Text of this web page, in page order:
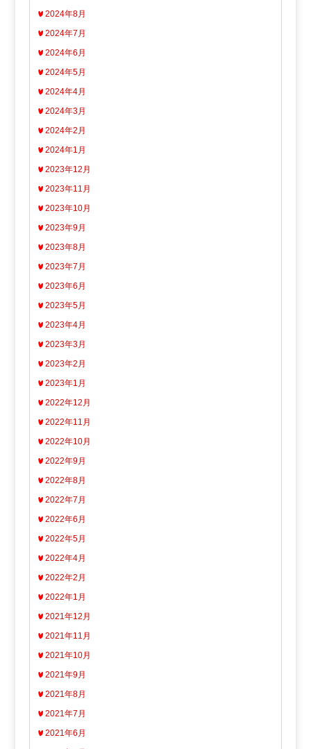
2024年8月
2024年7月
2024年6月
2024年5月
2024年4月
2024年3月
2024年2月
2024年1月
2023年12月
2023年11月
2023年10月
2023年9月
2023年8月
2023年7月
2023年6月
2023年5月
2023年4月
2023年3月
2023年2月
2023年1月
2022年12月
2022年11月
2022年10月
2022年9月
2022年8月
2022年7月
2022年6月
2022年5月
2022年4月
2022年2月
2022年1月
2021年12月
2021年11月
2021年10月
2021年9月
2021年8月
2021年7月
2021年6月